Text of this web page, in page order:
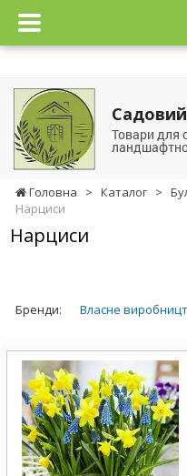
Товари для
Головна > Каталог >
Нарциси
Нарциси
Бренди: Власне